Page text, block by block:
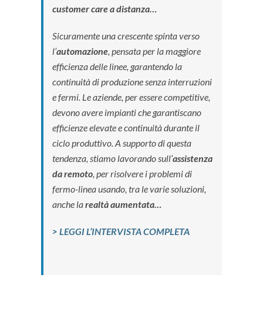
customer care a distanza…
Sicuramente una crescente spinta verso
l’automazione, pensata per la maggiore
efficienza delle linee, garantendo la
continuità di produzione senza interruzioni
e fermi. Le aziende, per essere competitive,
devono avere impianti che garantiscano
efficienze elevate e continuità durante il
ciclo produttivo. A supporto di questa
tendenza, stiamo lavorando sull’assistenza
da remoto, per risolvere i problemi di
fermo-linea usando, tra le varie soluzioni,
anche larealtà aumentata…
> LEGGI L’INTERVISTA COMPLETA